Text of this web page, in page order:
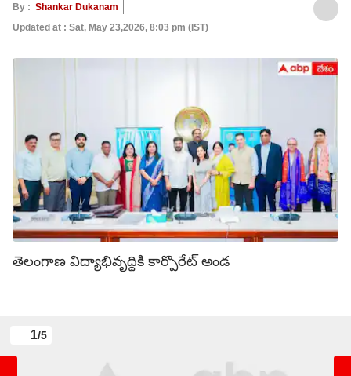
By : Shankar Dukanam
Updated at : Sat, May 23,2026, 8:03 pm (IST)
తెలంగాణ విద్యాభివృద్ధికి కార్పొరేట్ అండ
1/5